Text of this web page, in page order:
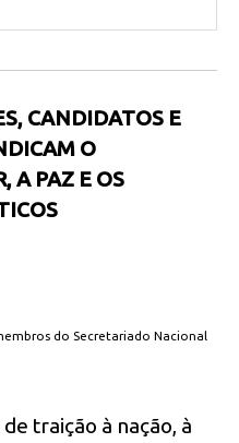
CANDIDATOS E
O
A PAZ E OS
do Secretariado Nacional
traição à nação, à